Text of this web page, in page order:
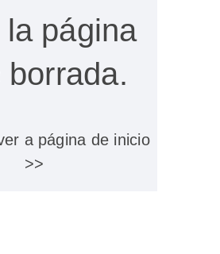
página
borrada.
a página de inicio
>>